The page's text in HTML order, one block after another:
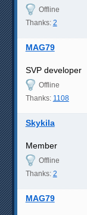
Offline
Thanks: 2
MAG79
SVP developer
Offline
Thanks: 1108
Skykila
Member
Offline
Thanks: 2
MAG79